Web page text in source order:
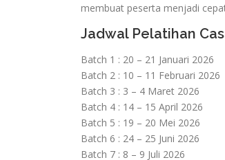
membuat peserta menjadi
Jadwal Pelatihan
Batch 1 : 20 – 21 Januari 2026
Batch 2 : 10 – 11 Februari 2026
Batch 3 : 3 – 4 Maret 2026
Batch 4 : 14 – 15 April 2026
Batch 5 : 19 – 20 Mei 2026
Batch 6 : 24 – 25 Juni 2026
Batch 7 : 8 – 9 Juli 2026